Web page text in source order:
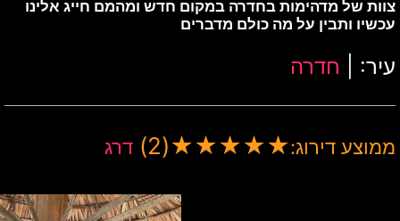
צוות של מדהימות בחדרה במקום חדש ומהמם חייג אלינו
עכשיו ותבין על מה כולם מדברים
עיר: | חדרה
ממוצע דירוג:★
★
★
★
★
(2) דרג